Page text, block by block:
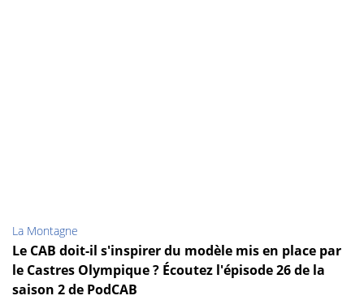
La Montagne
Le CAB doit-il s'inspirer du modèle mis en place par
le Castres Olympique ? Écoutez l'épisode 26 de la
saison 2 de PodCAB